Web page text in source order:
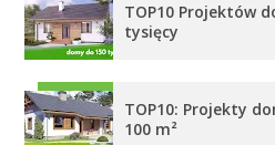
TOP10 Projektów
tysięcy
TOP10: Projekty
100 m²